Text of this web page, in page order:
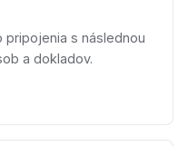
pripojenia s následnou
a dokladov.